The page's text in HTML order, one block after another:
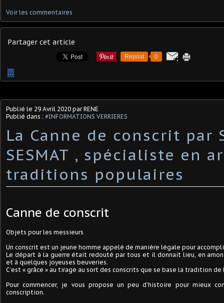
Voir les commentaires
Partager cet article
Repost 0
…
Publié le 29 Avril 2020 par RENE
Publié dans : #INFORMATIONS VERRIERES
La Canne de conscrit par
SESMAT , spécialiste en
traditions populaires
Canne de conscrit
Objets pour les messieurs
Un conscrit est un jeune homme appelé de manière légale pour
Le départ à la guerre était redouté par tous et il donnait lieu, en
et à quelques joyeuses beuveries.
C’est « grâce » au tirage au sort des conscrits que se base la tradition de
Pour commencer, je vous propose un peu d’histoire pour mieux
conscription.